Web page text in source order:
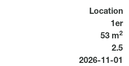
Location
1er
53 m2
2.5
Available
2026-11-01